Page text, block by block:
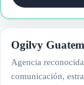
Ogilvy
Agencia
comunicación,